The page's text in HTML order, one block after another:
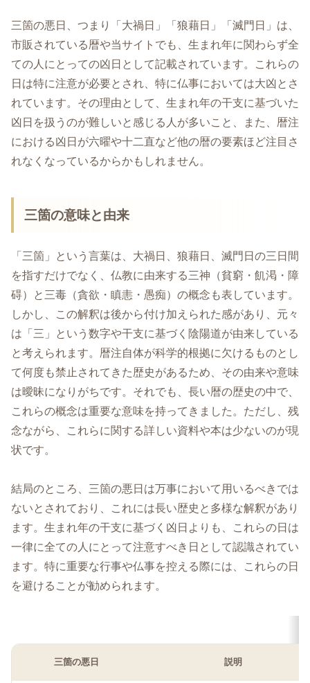
三箇の悪日、つまり「大禍日」「狼藉日」「滅門日」は、
市販されている暦や当サイトでも、生まれ年に関わらず全
ての人にとっての凶日として記載されています。これらの
日は特に注意が必要とされ、特に仏事においては大凶とさ
れています。その理由として、生まれ年の干支に基づいた
凶日を扱うのが難しいと感じる人が多いこと、また、暦注
における凶日が六曜や十二直など他の暦の要素ほど注目さ
れなくなっているからかもしれません。
三箇の意味と由来
「三箇」という言葉は、大禍日、狼藉日、滅門日の三日間
を指すだけでなく、仏教に由来する三神（貧窮・飢渇・障
碍）と三毒（貪欲・瞋恚・愚痴）の概念も表しています。
しかし、この解釈は後から付け加えられた感があり、元々
は「三」という数字や干支に基づく陰陽道が由来している
と考えられます。暦注自体が科学的根拠に欠けるものとし
て何度も禁止されてきた歴史があるため、その由来や意味
は曖昧になりがちです。それでも、長い暦の歴史の中で、
これらの概念は重要な意味を持ってきました。ただし、残
念ながら、これらに関する詳しい資料や本は少ないのが現
状です。
結局のところ、三箇の悪日は万事において用いるべきでは
ないとされており、これには長い歴史と多様な解釈があり
ます。生まれ年の干支に基づく凶日よりも、これらの日は
一律に全ての人にとって注意すべき日として認識されてい
ます。特に重要な行事や仏事を控える際には、これらの日
を避けることが勧められます。
三箇の悪日 説明